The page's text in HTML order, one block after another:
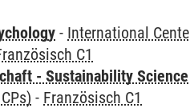
- International
C1
- Sustainability Science
- Französisch C1